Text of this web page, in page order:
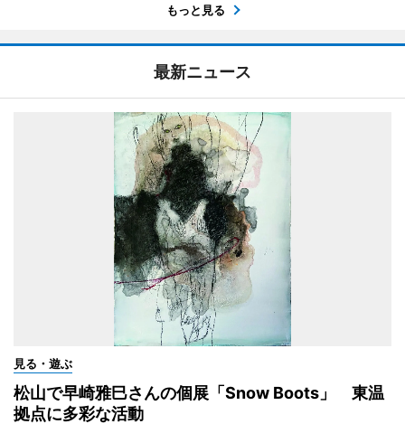
もっと見る
最新ニュース
見る・遊ぶ
松山で早崎雅巳さんの個展「Snow Boots」 東温
拠点に多彩な活動